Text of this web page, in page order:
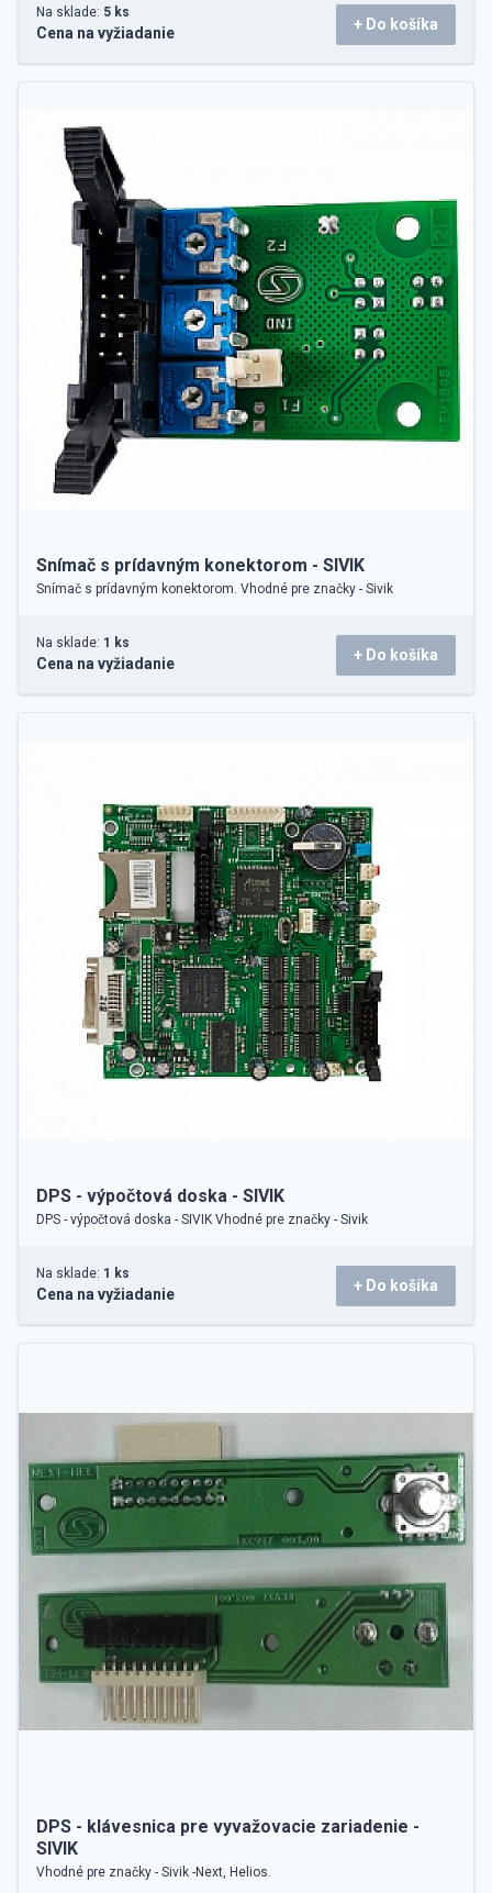
Na sklade: 5 ks
Cena na vyžiadanie + Do košíka
Snímač s prídavným konektorom - SIVIK
Snímač s prídavným konektorom. Vhodné pre značky - Sivik
Na sklade: 1 ks
Cena na vyžiadanie + Do košíka
DPS - výpočtová doska - SIVIK
DPS - výpočtová doska - SIVIK Vhodné pre značky - Sivik
Na sklade: 1 ks
Cena na vyžiadanie + Do košíka
DPS - klávesnica pre vyvažovacie zariadenie -
SIVIK
Vhodné pre značky - Sivik -Next, Helios.